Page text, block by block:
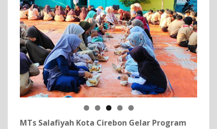
MTs Salafiyah Kota Cirebon Gelar Program